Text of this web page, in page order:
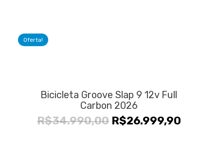
Oferta!
Bicicleta Groove Slap 9 12v Full
Carbon 2026
R$34.990,00 O
R$26.999,90O